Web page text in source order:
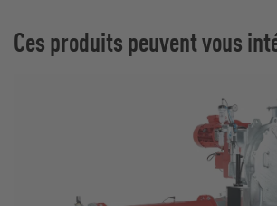
Ces produits peuvent vous